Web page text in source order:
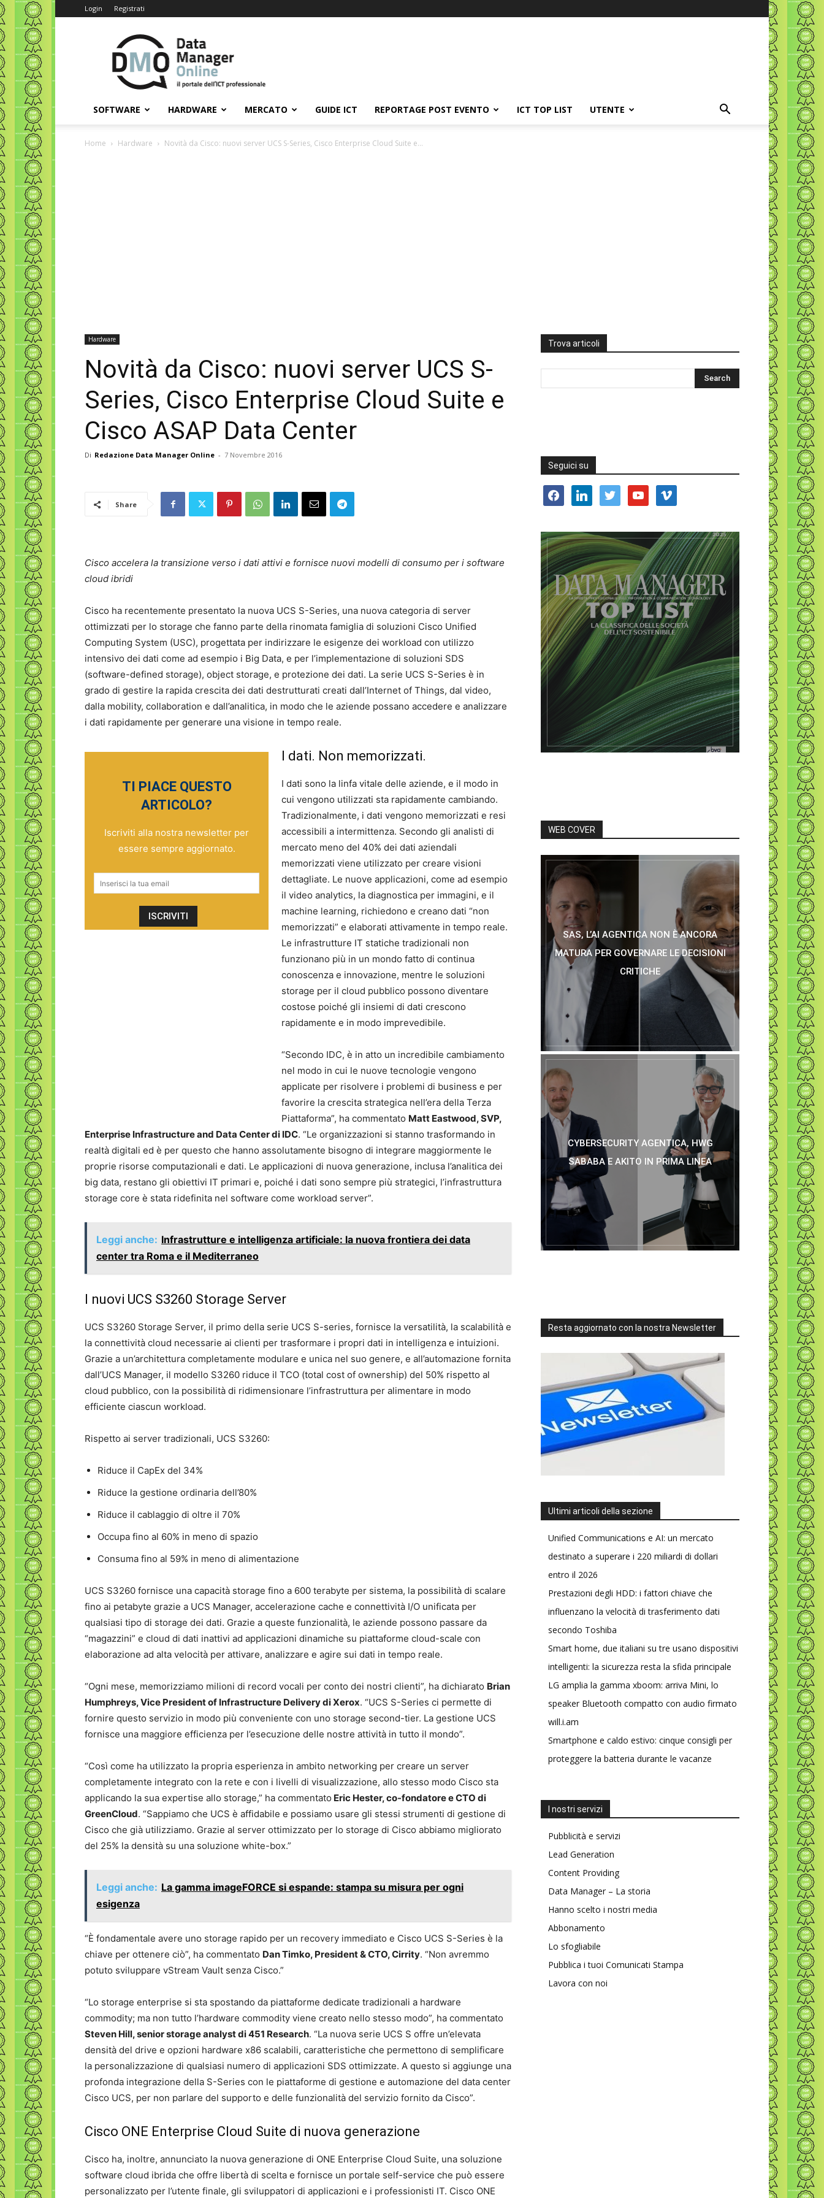
Login Registrati
Data
Manager
Online
SOFTWARE HARDWARE MERCATO GUIDE ICT REPORTAGE POST EVENTO ICT TOP LIST UTENTE
Home Hardware Novità da Cisco: nuovi server UCS S-Series, Cisco Enterprise Cloud Suite e...
Hardware
Novità da Cisco: nuovi server UCS S-
Series, Cisco Enterprise Cloud Suite e
Cisco ASAP Data Center
Di Redazione Data Manager Online - 7 Novembre 2016
Share
Cisco accelera la transizione verso i dati attivi e fornisce nuovi modelli di consumo per i software
cloud ibridi
Cisco ha recentemente presentato la nuova UCS S-Series, una nuova categoria di server
ottimizzati per lo storage che fanno parte della rinomata famiglia di soluzioni Cisco Unified
Computing System (USC), progettata per indirizzare le esigenze dei workload con utilizzo
intensivo dei dati come ad esempio i Big Data, e per l’implementazione di soluzioni SDS
(software-defined storage), object storage, e protezione dei dati. La serie UCS S-Series è in
grado di gestire la rapida crescita dei dati destrutturati creati dall’Internet of Things, dal video,
dalla mobility, collaboration e dall’analitica, in modo che le aziende possano accedere e analizzare
i dati rapidamente per generare una visione in tempo reale.
TI PIACE QUESTO
ARTICOLO?
Iscriviti alla nostra newsletter per
essere sempre aggiornato.
I dati. Non memorizzati.
I dati sono la linfa vitale delle aziende, e il modo in
cui vengono utilizzati sta rapidamente cambiando.
Tradizionalmente, i dati vengono memorizzati e resi
accessibili a intermittenza. Secondo gli analisti di
mercato meno del 40% dei dati aziendali
memorizzati viene utilizzato per creare visioni
dettagliate. Le nuove applicazioni, come ad esempio
il video analytics, la diagnostica per immagini, e il
machine learning, richiedono e creano dati “non
memorizzati” e elaborati attivamente in tempo reale.
Le infrastrutture IT statiche tradizionali non
funzionano più in un mondo fatto di continua
conoscenza e innovazione, mentre le soluzioni
storage per il cloud pubblico possono diventare
costose poiché gli insiemi di dati crescono
rapidamente e in modo imprevedibile.
“Secondo IDC, è in atto un incredibile cambiamento
nel modo in cui le nuove tecnologie vengono
applicate per risolvere i problemi di business e per
favorire la crescita strategica nell’era della Terza
Piattaforma”, ha commentato Matt Eastwood, SVP,
Enterprise Infrastructure and Data Center di IDC. “Le organizzazioni si stanno trasformando in
realtà digitali ed è per questo che hanno assolutamente bisogno di integrare maggiormente le
proprie risorse computazionali e dati. Le applicazioni di nuova generazione, inclusa l’analitica dei
big data, restano gli obiettivi IT primari e, poiché i dati sono sempre più strategici, l’infrastruttura
storage core è stata ridefinita nel software come workload server”.
Leggi anche: Infrastrutture e intelligenza artificiale: la nuova frontiera dei data
center tra Roma e il Mediterraneo
I nuovi UCS S3260 Storage Server
UCS S3260 Storage Server, il primo della serie UCS S-series, fornisce la versatilità, la scalabilità e
la connettività cloud necessarie ai clienti per trasformare i propri dati in intelligenza e intuizioni.
Grazie a un’architettura completamente modulare e unica nel suo genere, e all’automazione fornita
dall’UCS Manager, il modello S3260 riduce il TCO (total cost of ownership) del 50% rispetto al
cloud pubblico, con la possibilità di ridimensionare l’infrastruttura per alimentare in modo
efficiente ciascun workload.
Rispetto ai server tradizionali, UCS S3260:
Riduce il CapEx del 34%
Riduce la gestione ordinaria dell’80%
Riduce il cablaggio di oltre il 70%
Occupa fino al 60% in meno di spazio
Consuma fino al 59% in meno di alimentazione
UCS S3260 fornisce una capacità storage fino a 600 terabyte per sistema, la possibilità di scalare
fino ai petabyte grazie a UCS Manager, accelerazione cache e connettività I/O unificata per
qualsiasi tipo di storage dei dati. Grazie a queste funzionalità, le aziende possono passare da
“magazzini” e cloud di dati inattivi ad applicazioni dinamiche su piattaforme cloud-scale con
elaborazione ad alta velocità per attivare, analizzare e agire sui dati in tempo reale.
“Ogni mese, memorizziamo milioni di record vocali per conto dei nostri clienti”, ha dichiarato Brian
Humphreys, Vice President of Infrastructure Delivery di Xerox. “UCS S-Series ci permette di
fornire questo servizio in modo più conveniente con uno storage second-tier. La gestione UCS
fornisce una maggiore efficienza per l’esecuzione delle nostre attività in tutto il mondo”.
“Così come ha utilizzato la propria esperienza in ambito networking per creare un server
completamente integrato con la rete e con i livelli di visualizzazione, allo stesso modo Cisco sta
applicando la sua expertise allo storage,” ha commentato Eric Hester, co-fondatore e CTO di
GreenCloud. “Sappiamo che UCS è affidabile e possiamo usare gli stessi strumenti di gestione di
Cisco che già utilizziamo. Grazie al server ottimizzato per lo storage di Cisco abbiamo migliorato
del 25% la densità su una soluzione white-box.”
Leggi anche: La gamma imageFORCE si espande: stampa su misura per ogni
esigenza
“È fondamentale avere uno storage rapido per un recovery immediato e Cisco UCS S-Series è la
chiave per ottenere ciò”, ha commentato Dan Timko, President & CTO, Cirrity. “Non avremmo
potuto sviluppare vStream Vault senza Cisco.”
“Lo storage enterprise si sta spostando da piattaforme dedicate tradizionali a hardware
commodity; ma non tutto l’hardware commodity viene creato nello stesso modo”, ha commentato
Steven Hill, senior storage analyst di 451 Research. “La nuova serie UCS S offre un’elevata
densità del drive e opzioni hardware x86 scalabili, caratteristiche che permettono di semplificare
la personalizzazione di qualsiasi numero di applicazioni SDS ottimizzate. A questo si aggiunge una
profonda integrazione della S-Series con le piattaforme di gestione e automazione del data center
Cisco UCS, per non parlare del supporto e delle funzionalità del servizio fornito da Cisco”.
Cisco ONE Enterprise Cloud Suite di nuova generazione
Cisco ha, inoltre, annunciato la nuova generazione di ONE Enterprise Cloud Suite, una soluzione
software cloud ibrida che offre libertà di scelta e fornisce un portale self-service che può essere
personalizzato per l’utente finale, gli sviluppatori di applicazioni e i professionisti IT. Cisco ONE
Trova articoli
Seguici su
facebooklinkedin twitter youtube vimeo
WEB COVER
SAS, L’AI AGENTICA NON È ANCORA
MATURA PER GOVERNARE LE DECISIONI
CRITICHE
CYBERSECURITY AGENTICA, HWG
SABABA E AKITO IN PRIMA LINEA
Resta aggiornato con la nostra Newsletter
Ultimi articoli della sezione
Unified Communications e AI: un mercato
destinato a superare i 220 miliardi di dollari
entro il 2026
Prestazioni degli HDD: i fattori chiave che
influenzano la velocità di trasferimento dati
secondo Toshiba
Smart home, due italiani su tre usano dispositivi
intelligenti: la sicurezza resta la sfida principale
LG amplia la gamma xboom: arriva Mini, lo
speaker Bluetooth compatto con audio firmato
will.i.am
Smartphone e caldo estivo: cinque consigli per
proteggere la batteria durante le vacanze
I nostri servizi
Pubblicità e servizi
Lead Generation
Content Providing
Data Manager – La storia
Hanno scelto i nostri media
Abbonamento
Lo sfogliabile
Pubblica i tuoi Comunicati Stampa
Lavora con noi